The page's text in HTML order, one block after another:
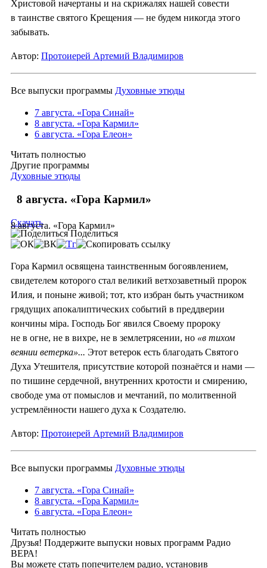
Христовой начертаны и на скрижалях нашей совести
в таинстве святого Крещения — не будем никогда этого
забывать.
Автор: Протоиерей Артемий Владимиров
Все выпуски программы Духовные этюды
7 августа. «Гора Синай»
8 августа. «Гора Кармил»
6 августа. «Гора Елеон»
Читать полностью
Другие программы
Духовные этюды
8 августа. «Гора Кармил»
8 августа. «Гора Кармил»
Скачать
Поделиться
Гора Кармил освящена таинственным богоявлением,
свидетелем которого стал великий ветхозаветный пророк
Илия, и поныне живой; тот, кто избран быть участником
грядущих апокалиптических событий в преддверии
кончины мiра. Господь Бог явился Своему пророку
не в огне, не в вихре, не в землетрясении, но «в тихом
веянии ветерка»... Этот ветерок есть благодать Святого
Духа Утешителя, присутствие которой познаётся и нами —
по тишине сердечной, внутренних кротости и смирению,
свободе ума от помыслов и мечтаний, по молитвенной
устремлённости нашего духа к Создателю.
Автор: Протоиерей Артемий Владимиров
Все выпуски программы Духовные этюды
7 августа. «Гора Синай»
8 августа. «Гора Кармил»
6 августа. «Гора Елеон»
Читать полностью
Друзья! Поддержите выпуски новых программ Радио
ВЕРА!
Вы можете стать попечителем радио, установив